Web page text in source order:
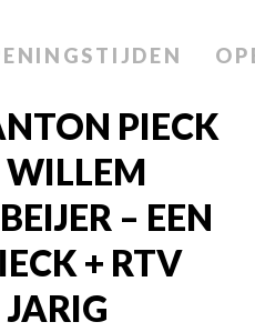
PIECK
– EEN
+ RTV